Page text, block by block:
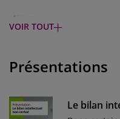
KABC-II -
important
bientôt de
VOIR TOUT
Présentations
Le bilan